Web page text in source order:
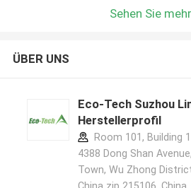
Sehen Sie
ÜBER UNS
Eco-Tech Suzhou
Herstellerprofil
Room 101, Building
4388 Dong Shan
Town, Wu Zhong